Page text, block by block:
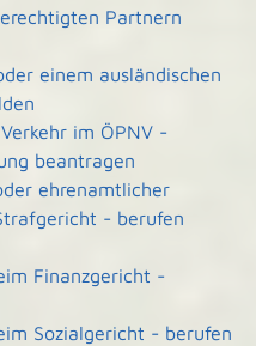
Partnern
einem ausländischen
im ÖPNV -
beantragen
ehrenamtlicher
- berufen
Finanzgericht -
Sozialgericht - berufen